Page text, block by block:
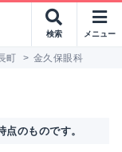
検索 メニュー
町 > 金久保眼科
のものです。